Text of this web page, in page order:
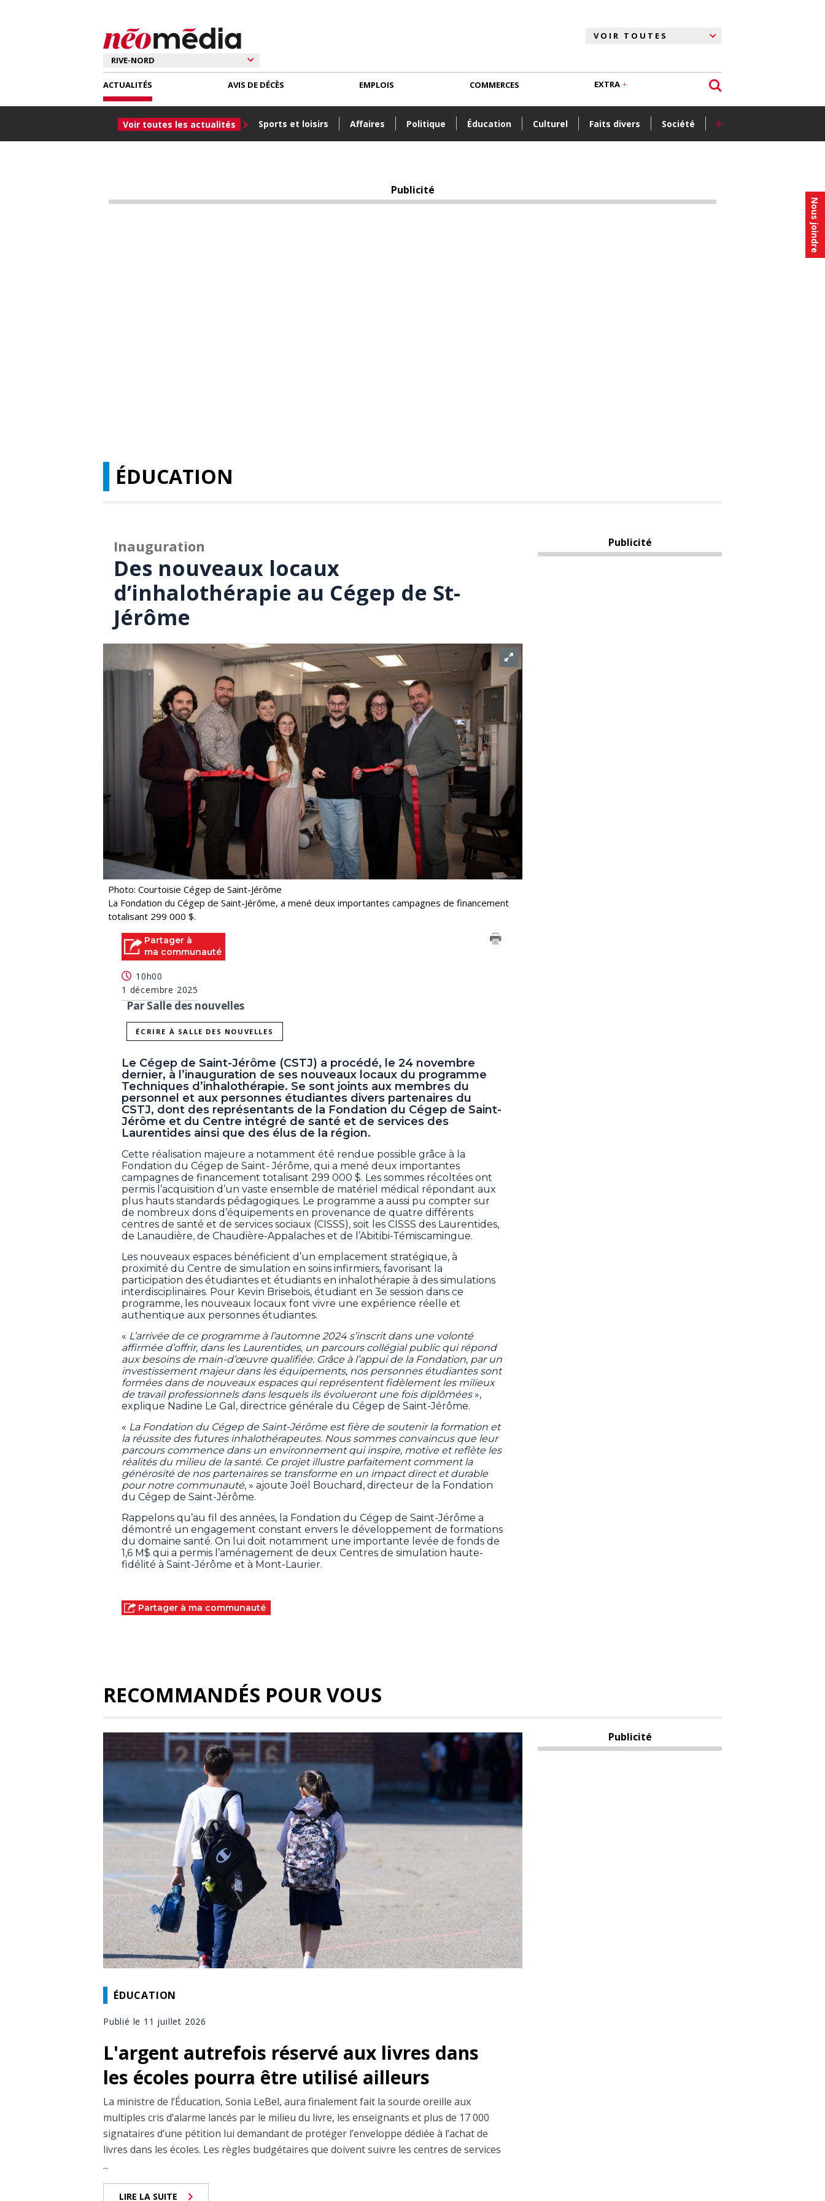
Nous joindre
ACTUALITÉS
Voir toutes les actualités Sports et loisirs Affaires Politique Éducation Culturel Faits divers Société +
AVIS DE DÉCÈS EMPLOIS COMMERCES EXTRA
Publicité
ÉDUCATION
Inauguration
Des nouveaux locaux
d’inhalothérapie au Cégep de St-
Jérôme
Photo: Courtoisie Cégep de Saint-Jérôme
La Fondation du Cégep de Saint-Jérôme, a mené deux importantes campagnes de financement
totalisant 299 000 $.
Partager à
ma communauté
10h00
1 décembre 2025
Par Salle des nouvelles
ÉCRIRE À SALLE DES NOUVELLES
Le Cégep de Saint-Jérôme (CSTJ) a procédé, le 24 novembre
dernier, à l’inauguration de ses nouveaux locaux du programme
Techniques d’inhalothérapie. Se sont joints aux membres du
personnel et aux personnes étudiantes divers partenaires du
CSTJ, dont des représentants de la Fondation du Cégep de Saint-
Jérôme et du Centre intégré de santé et de services des
Laurentides ainsi que des élus de la région.
Cette réalisation majeure a notamment été rendue possible grâce à la
Fondation du Cégep de Saint- Jérôme, qui a mené deux importantes
campagnes de financement totalisant 299 000 $. Les sommes récoltées ont
permis l’acquisition d’un vaste ensemble de matériel médical répondant aux
plus hauts standards pédagogiques. Le programme a aussi pu compter sur
de nombreux dons d’équipements en provenance de quatre différents
centres de santé et de services sociaux (CISSS), soit les CISSS des Laurentides,
de Lanaudière, de Chaudière-Appalaches et de l’Abitibi-Témiscamingue.
Les nouveaux espaces bénéficient d’un emplacement stratégique, à
proximité du Centre de simulation en soins infirmiers, favorisant la
participation des étudiantes et étudiants en inhalothérapie à des simulations
interdisciplinaires. Pour Kevin Brisebois, étudiant en 3e session dans ce
programme, les nouveaux locaux font vivre une expérience réelle et
authentique aux personnes étudiantes.
« L’arrivée de ce programme à l’automne 2024 s’inscrit dans une volonté
affirmée d’offrir, dans les Laurentides, un parcours collégial public qui répond
aux besoins de main-d’œuvre qualifiée. Grâce à l’appui de la Fondation, par un
investissement majeur dans les équipements, nos personnes étudiantes sont
formées dans de nouveaux espaces qui représentent fidèlement les milieux
de travail professionnels dans lesquels ils évolueront une fois diplômées»,
explique Nadine Le Gal, directrice générale du Cégep de Saint-Jérôme.
« La Fondation du Cégep de Saint-Jérôme est fière de soutenir la formation et
la réussite des futures inhalothérapeutes. Nous sommes convaincus que leur
parcours commence dans un environnement qui inspire, motive et reflète les
réalités du milieu de la santé. Ce projet illustre parfaitement comment la
générosité de nos partenaires se transforme en un impact direct et durable
pour notre communauté, » ajoute Joël Bouchard, directeur de la Fondation
du Cégep de Saint-Jérôme.
Rappelons qu’au fil des années, la Fondation du Cégep de Saint-Jérôme a
démontré un engagement constant envers le développement de formations
du domaine santé. On lui doit notamment une importante levée de fonds de
1,6 M$ qui a permis l’aménagement de deux Centres de simulation haute-
fidélité à Saint-Jérôme et à Mont-Laurier.
Partager à ma communauté
Publicité
RECOMMANDÉS POUR VOUS
ÉDUCATION
Publié le 11 juillet 2026
L'argent autrefois réservé aux livres dans
les écoles pourra être utilisé ailleurs
La ministre de l’Éducation, Sonia LeBel, aura finalement fait la sourde oreille aux
multiples cris d’alarme lancés par le milieu du livre, les enseignants et plus de 17 000
signataires d’une pétition lui demandant de protéger l’enveloppe dédiée à l’achat de
livres dans les écoles. Les règles budgétaires que doivent suivre les centres de services
...
LIRE LA SUITE
Publicité